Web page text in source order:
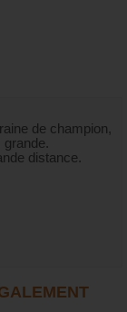
de champion,
grande.
distance.